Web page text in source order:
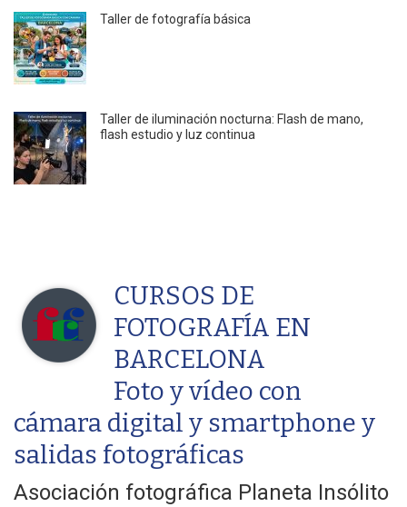
Taller de fotografía básica
Taller de iluminación nocturna: Flash de mano,
flash estudio y luz continua
CURSOS DE
FOTOGRAFÍA EN
BARCELONA
Foto y vídeo con
cámara digital y smartphone y
salidas fotográficas
Asociación fotográfica Planeta Insólito